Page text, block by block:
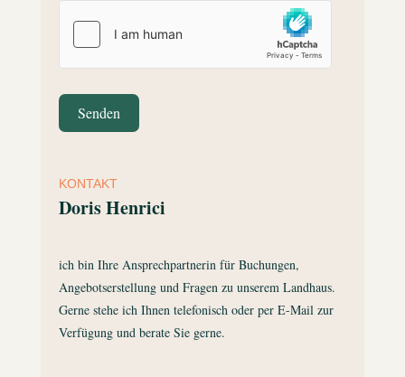
Senden
KONTAKT
Doris Henrici
ich bin Ihre Ansprechpartnerin für Buchungen,
Angebotserstellung und Fragen zu unserem Landhaus.
Gerne stehe ich Ihnen telefonisch oder per E-Mail zur
Verfügung und berate Sie gerne.